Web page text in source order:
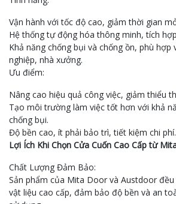
Vận hành với tốc độ cao, giảm thời gian
Hệ thống tự động hóa thông minh, tích
Khả năng chống bụi và chống ồn, phù hợp
nghiệp, nhà xưởng.
Ưu điểm:
Nâng cao hiệu quả công việc, giảm thiểu
Tạo môi trường làm việc tốt hơn với khả
chống bụi.
Độ bền cao, ít phải bảo trì, tiết kiệm chi phí.
Lợi Ích Khi Chọn Cửa Cuốn Cao Cấp từ
Chất Lượng Đảm Bảo:
Sản phẩm của Mita Door và Austdoor
vật liệu cao cấp, đảm bảo độ bền và an